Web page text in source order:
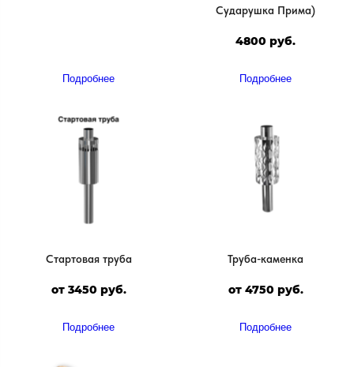
Подробнее
Сударушка Прима)
4800 руб.
Подробнее
Стартовая труба
от 3450 руб.
Подробнее
Труба-каменка
от 4750 руб.
Подробнее